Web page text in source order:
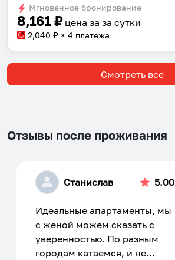
changing
dates.
changing
dates.
Мгновенное бронирование
8,161₽ цена за за сутки
2,040 ₽ × 4 платежа
Смотреть все
Отзывы после проживания
Станислав 5.00
Идеальные апартаменты, мы
с женой можем сказать с
уверенностью. По разным
городам катаемся, и не